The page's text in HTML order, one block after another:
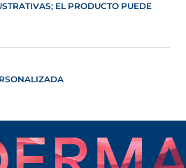
EL PRODUCTO PUEDE